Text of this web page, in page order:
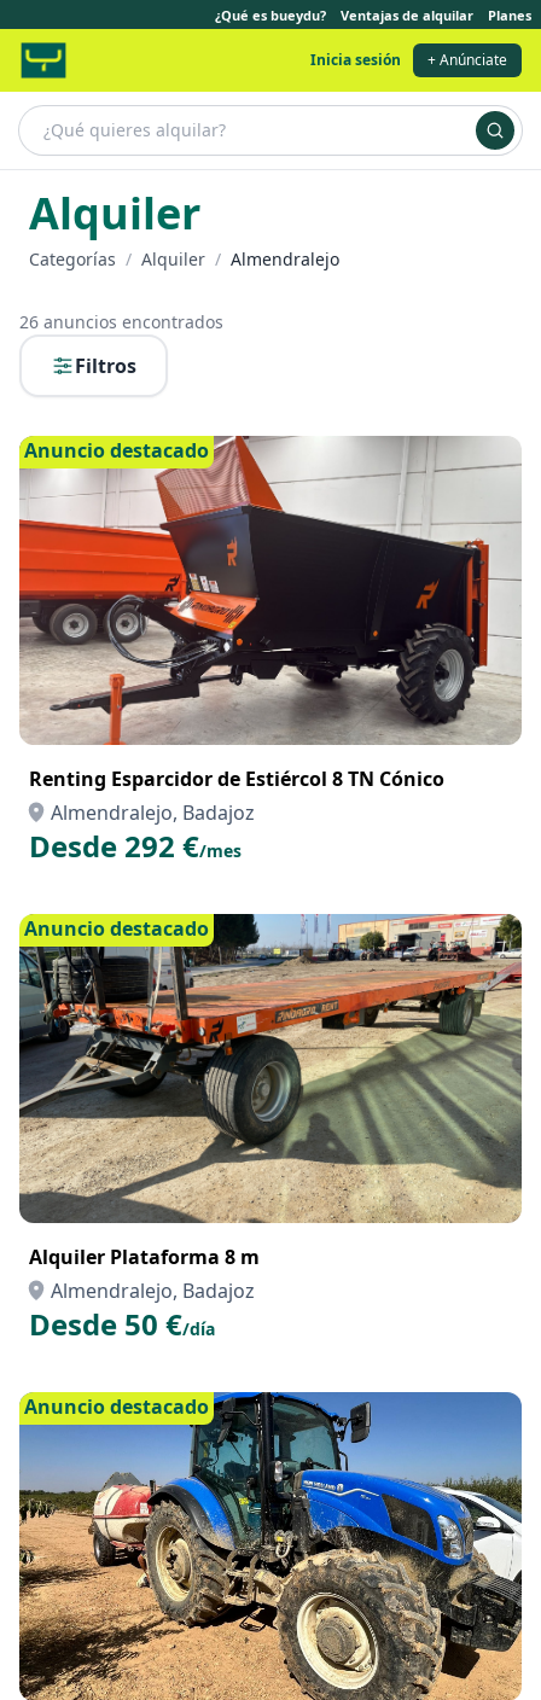
¿Qué es bueydu? Ventajas de alquilar Planes
Inicia sesión + Anúnciate
Alquiler
Categorías / Alquiler / Almendralejo
26 anuncios encontrados
Filtros
Anuncio destacado
Renting Esparcidor de Estiércol 8 TN Cónico
Almendralejo, Badajoz
Desde 292 €/mes
Anuncio destacado
Alquiler Plataforma 8 m
Almendralejo, Badajoz
Desde 50 €/día
Anuncio destacado